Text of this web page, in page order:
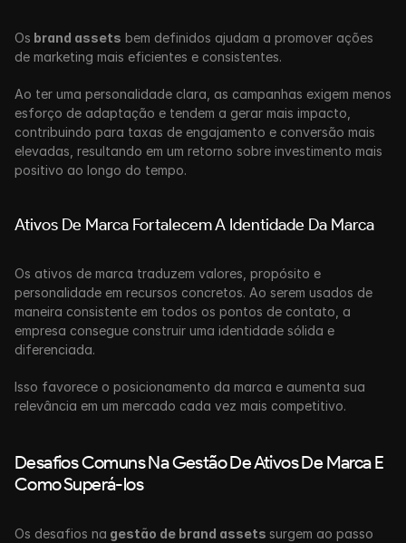
Os brand assets bem definidos ajudam a promover ações
de marketing mais eficientes e consistentes.
Ao ter uma personalidade clara, as campanhas exigem menos
esforço de adaptação e tendem a gerar mais impacto,
contribuindo para taxas de engajamento e conversão mais
elevadas, resultando em um retorno sobre investimento mais
positivo ao longo do tempo.
Ativos De Marca Fortalecem A Identidade Da Marca
Os ativos de marca traduzem valores, propósito e
personalidade em recursos concretos. Ao serem usados de
maneira consistente em todos os pontos de contato, a
empresa consegue construir uma identidade sólida e
diferenciada.
Isso favorece o posicionamento da marca e aumenta sua
relevância em um mercado cada vez mais competitivo.
Desafios Comuns Na Gestão De Ativos De Marca E
Como Superá-los
Os desafios na gestão de brand assets surgem ao passo